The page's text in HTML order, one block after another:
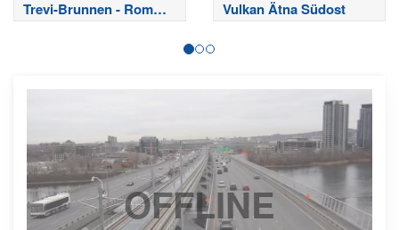
Trevi-Brunnen - Rom
Webcam
Vulkan Ätna Südost
OFFLINE